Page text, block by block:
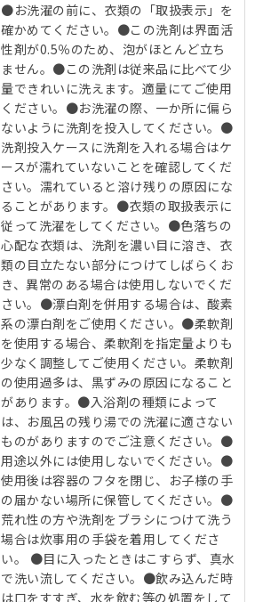
●お洗濯の前に、衣類の「取扱表示」を
確かめてください。●この洗剤は界面活
性剤が0.5％のため、泡がほとんど立ち
ません。●この洗剤は従来品に比べて少
量できれいに洗えます。適量にてご使用
ください。●お洗濯の際、一か所に偏ら
ないように洗剤を投入してください。●
洗剤投入ケースに洗剤を入れる場合はケ
ースが濡れていないことを確認してくだ
さい。濡れていると溶け残りの原因にな
ることがあります。●衣類の取扱表示に
従って洗濯をしてください。●色落ちの
心配な衣類は、洗剤を濃い目に溶き、衣
類の目立たない部分につけてしばらくお
き、異常のある場合は使用しないでくだ
さい。●漂白剤を併用する場合は、酸素
系の漂白剤をご使用ください。●柔軟剤
を使用する場合、柔軟剤を指定量よりも
少なく調整してご使用ください。柔軟剤
の使用過多は、黒ずみの原因になること
があります。●入浴剤の種類によって
は、お風呂の残り湯での洗濯に適さない
ものがありますのでご注意ください。●
用途以外には使用しないでください。●
使用後は容器のフタを閉じ、お子様の手
の届かない場所に保管してください。●
荒れ性の方や洗剤をブラシにつけて洗う
場合は炊事用の手袋を着用してくださ
い。 ●目に入ったときはこすらず、真水
で洗い流してください。●飲み込んだ時
は口をすすぎ、水を飲む等の処置をして